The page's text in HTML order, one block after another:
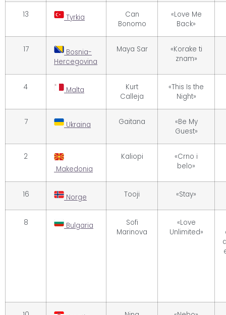
13 Tyrkia
Can
Bonomo
«Love Me
Back»
17
Bosnia-
Hercegovina
Maya Sar
«Korake ti
znam»
4 Malta
Kurt
Calleja
«This Is the
Night»
7 Ukraina Gaitana
«Be My
Guest»
2
Makedonia
Kaliopi
«Crno i
belo»
16 Norge Tooji «Stay»
8 Bulgaria
Sofi
Marinova
«Love
Unlimited»